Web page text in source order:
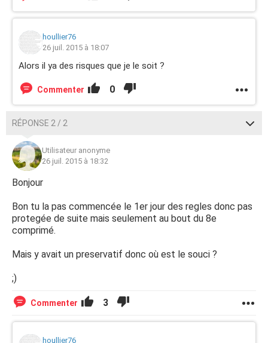
houllier76
26 juil. 2015 à 18:07
Alors il ya des risques que je le soit ?
Commenter 0
RÉPONSE 2 / 2
Utilisateur anonyme
26 juil. 2015 à 18:32
Bonjour
Bon tu la pas commencée le 1er jour des regles donc pas
protegée de suite mais seulement au bout du 8e
comprimé.
Mais y avait un preservatif donc où est le souci ?
;)
Commenter 3
houllier76